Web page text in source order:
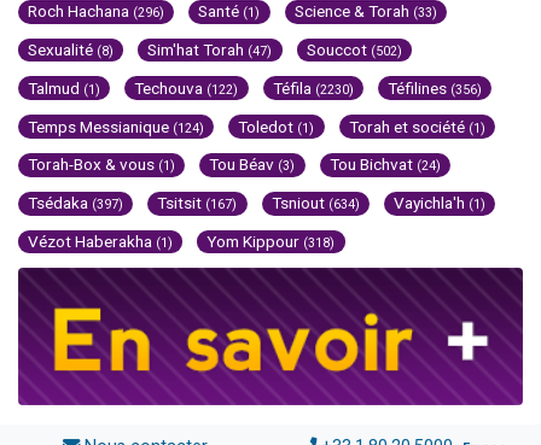
Roch Hachana (296) Santé (1) Science & Torah (33)
Sexualité (8) Sim'hat Torah (47) Souccot (502)
Talmud (1) Techouva (122) Téfila (2230) Téfilines (356)
Temps Messianique (124) Toledot (1) Torah et société (1)
Torah-Box & vous (1) Tou Béav (3) Tou Bichvat (24)
Tsédaka (397) Tsitsit (167) Tsniout (634) Vayichla'h (1)
Vézot Haberakha (1) Yom Kippour (318)